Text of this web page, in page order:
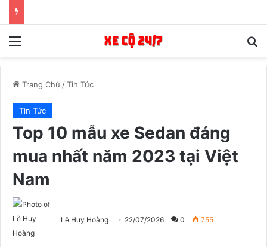
Menu
Trang Chủ /Tin Tức
Tin Tức
Top 10 mẫu xe Sedan đáng
mua nhất năm 2023 tại Việt
Nam
Lê Huy Hoàng 22/07/2026 0 755